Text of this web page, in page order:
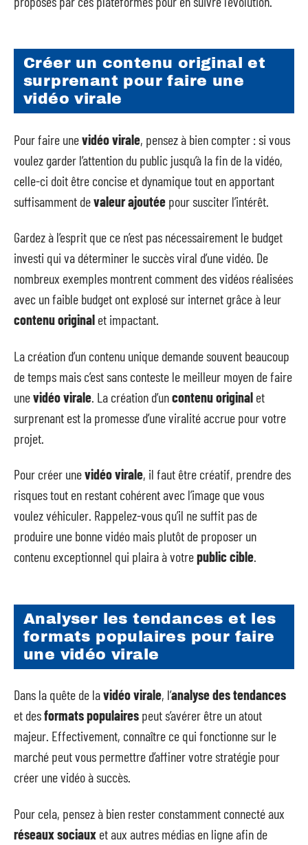
Créer un contenu original et
surprenant pour faire une
vidéo virale
Pour faire unevidéo virale, pensez à bien compter : si vous
voulez garder l’attention du public jusqu’à la fin de la vidéo,
celle-ci doit être concise et dynamique tout en apportant
suffisamment devaleur ajoutée pour susciter l’intérêt.
Gardez à l’esprit que ce n’est pas nécessairement le budget
investi qui va déterminer le succès viral d’une vidéo. De
nombreux exemples montrent comment des vidéos réalisées
avec un faible budget ont explosé sur internet grâce à leur
contenu original et impactant.
La création d’un contenu unique demande souvent beaucoup
de temps mais c’est sans conteste le meilleur moyen de faire
unevidéo virale . La création d’uncontenu original et
surprenant est la promesse d’une viralité accrue pour votre
projet.
Pour créer unevidéo virale, il faut être créatif, prendre des
risques tout en restant cohérent avec l’image que vous
voulez véhiculer. Rappelez-vous qu’il ne suffit pas de
produire une bonne vidéo mais plutôt de proposer un
contenu exceptionnel qui plaira à votrepublic cible.
Analyser les tendances et les
formats populaires pour faire
une vidéo virale
Dans la quête de lavidéo virale, l’analyse des tendances
et desformats populaires peut s’avérer être un atout
majeur. Effectivement, connaître ce qui fonctionne sur le
marché peut vous permettre d’affiner votre stratégie pour
créer une vidéo à succès.
Pour cela, pensez à bien rester constamment connecté aux
réseaux sociaux et aux autres médias en ligne afin de